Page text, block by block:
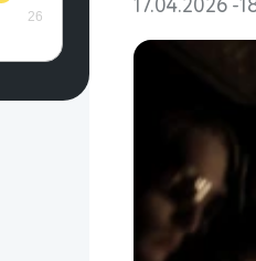
26
17.04.2026 -